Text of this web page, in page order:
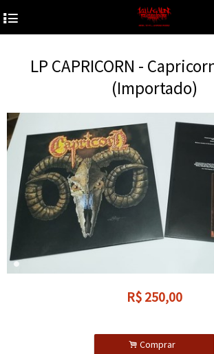
4
LP CAPRICORN -
(Importado)
R$ 250,00
. Comprar